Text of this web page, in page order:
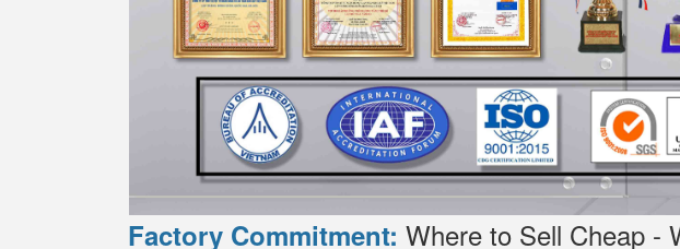
Factory Commitment: Where to Sell Cheap -